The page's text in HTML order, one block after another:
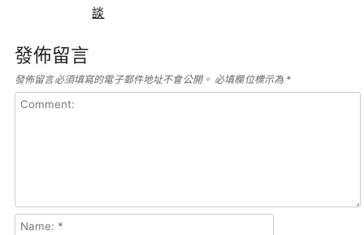
談
發佈留言
發佈留言必須填寫的電子郵件地址不會公開。 必填欄位標示為 *